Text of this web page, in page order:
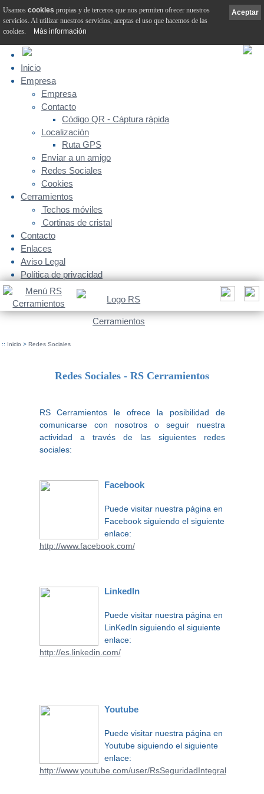
Inicio
Empresa
Empresa
Contacto
Código QR - Cáptura rápida
Localización
Ruta GPS
Enviar a un amigo
Redes Sociales
Cookies
Cerramientos
Techos móviles
Cortinas de cristal
Contacto
Enlaces
Aviso Legal
Política de privacidad
:: Inicio > Redes Sociales
Redes Sociales - RS Cerramientos
RS Cerramientos le ofrece la posibilidad de
comunicarse con nosotros o seguir nuestra
actividad a través de las siguientes redes
sociales:
Facebook
Puede visitar nuestra página en
Facebook siguiendo el siguiente
enlace:
http://www.facebook.com/
LinkedIn
Puede visitar nuestra página en
LinKedIn siguiendo el siguiente
enlace:
http://es.linkedin.com/
Youtube
Puede visitar nuestra página en
Youtube siguiendo el siguiente
enlace:
http://www.youtube.com/user/RsSeguridadIntegral
Aceptar
Usamos cookies propias y de terceros que nos permiten ofrecer nuestros
servicios. Al utilizar nuestros servicios, aceptas el uso que hacemos de las
cookies.
Más información